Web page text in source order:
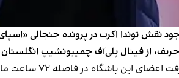
نقش توندا اکرت در پرونده جنجالی
از فینال پلی‌آف چمپیونشیپ
به گزارش خبرگزاری